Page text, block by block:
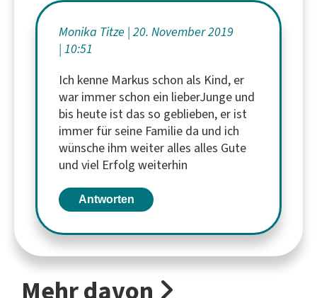
Monika Titze 20. November 2019
10:51
Ich kenne Markus schon als Kind, er
war immer schon ein lieberJunge und
bis heute ist das so geblieben, er ist
immer für seine Familie da und ich
wünsche ihm weiter alles alles Gute
und viel Erfolg weiterhin
Antworten
Mehr davon